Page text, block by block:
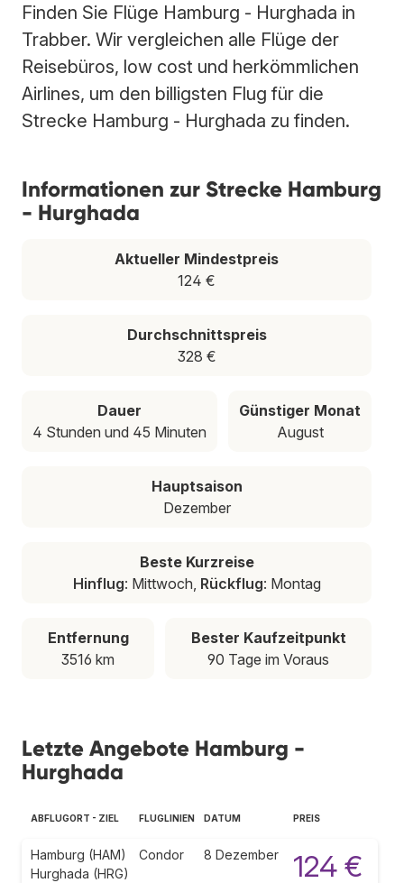
Finden Sie Flüge Hamburg - Hurghada in
Trabber. Wir vergleichen alle Flüge der
Reisebüros, low cost und herkömmlichen
Airlines, um den billigsten Flug für die
Strecke Hamburg - Hurghada zu finden.
Informationen zur Strecke Hamburg
- Hurghada
Aktueller Mindestpreis
124 €
Durchschnittspreis
328 €
Dauer
4 Stunden und 45 Minuten
Günstiger Monat
August
Hauptsaison
Dezember
Beste Kurzreise
Hinflug: Mittwoch, Rückflug: Montag
Entfernung
3516 km
Bester Kaufzeitpunkt
90 Tage im Voraus
Letzte Angebote Hamburg -
Hurghada
ABFLUGORT - ZIEL FLUGLINIEN DATUM PREIS
Hamburg (HAM)
Hurghada (HRG)
Condor 8 Dezember 124 €